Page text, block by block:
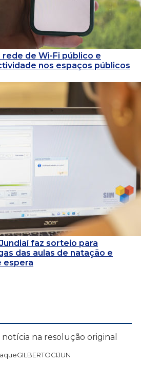
rede de Wi-Fi público e
nos espaços públicos
faz sorteio para
das aulas de natação e
espera
notícia na resolução original